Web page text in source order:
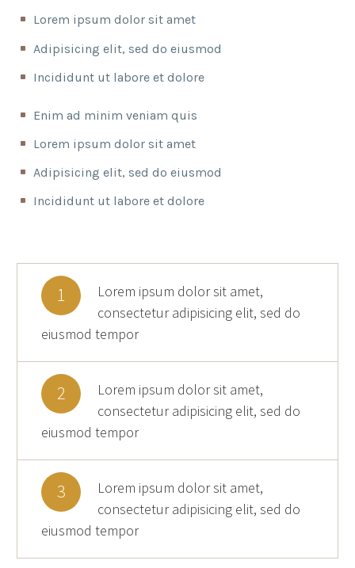
Lorem ipsum dolor sit amet
Adipisicing elit, sed do eiusmod
Incididunt ut labore et dolore
Enim ad minim veniam quis
Lorem ipsum dolor sit amet
Adipisicing elit, sed do eiusmod
Incididunt ut labore et dolore
1
Lorem ipsum dolor sit amet,
consectetur adipisicing elit, sed do
eiusmod tempor
2
Lorem ipsum dolor sit amet,
consectetur adipisicing elit, sed do
eiusmod tempor
3
Lorem ipsum dolor sit amet,
consectetur adipisicing elit, sed do
eiusmod tempor